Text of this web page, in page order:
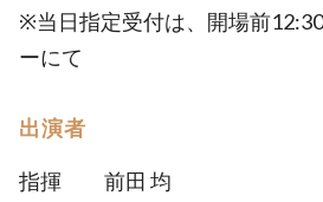
※当日指定受付は、開場前
ーにて
出演者
指揮 前田 均